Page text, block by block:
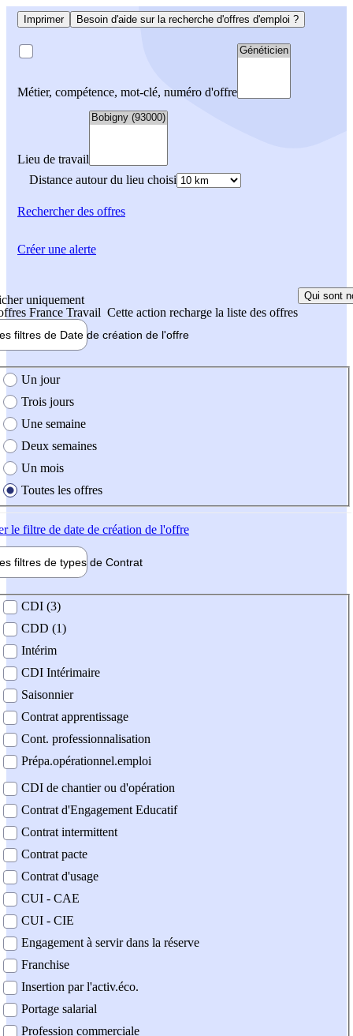
Imprimer Besoin d'aide sur la recherche d'offres d'emploi ?
Métier, compétence, mot-clé, numéro d'offre
Lieu de travail
Distance autour du lieu choisi
Rechercherdes offres
uniquement
France Travail Cette action recharge la liste des offres
Qui sont
filtres de Date de création de l'offre
création de l'offre
Un jour
Trois jours
Une semaine
Deux semaines
Un mois
Toutes les offres
le filtre de date de création de l'offre
filtres de types de Contrat
contrat
CDI (3)
CDD (1)
Intérim
CDI Intérimaire
Saisonnier
Contrat apprentissage
Cont. professionnalisation
Prépa.opérationnel.emploi
CDI de chantier ou d'opération
Contrat d'Engagement Educatif
Contrat intermittent
Contrat pacte
Contrat d'usage
CUI - CAE
CUI - CIE
Engagement à servir dans la réserve
Franchise
Insertion par l'activ.éco.
Portage salarial
Profession commerciale
Créer une alerte